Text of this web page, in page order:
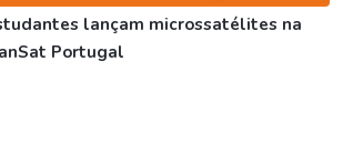
lançam microssatélites na
Portugal